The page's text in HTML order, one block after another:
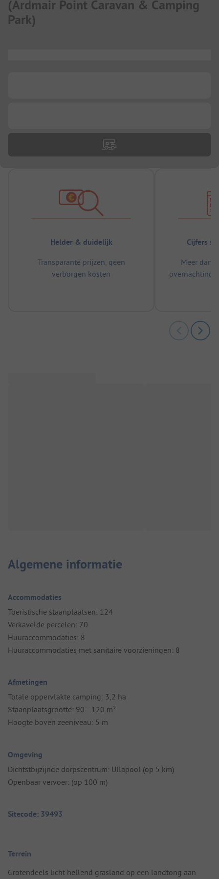
(Ardmair Point Caravan & Camping
Park)
Helder & duidelijk
Transparante prijzen, geen
verborgen kosten
Cijfers
Meer dan
Algemene informatie
Accommodaties
Toeristische staanplaatsen: 124
Verkavelde percelen: 70
Huuraccommodaties: 8
Huuraccommodaties met sanitaire voorzieningen: 8
Afmetingen
Totale oppervlakte camping: 3,2 ha
Staanplaatsgrootte: 90 - 120 m²
Hoogte boven zeeniveau: 5 m
Omgeving
Dichtstbijzijnde dorpscentrum: Ullapool (op 5 km)
Openbaar vervoer: (op 100 m)
Sitecode: 39493
Terrein
Grotendeels licht hellend grasland op een landtong aan